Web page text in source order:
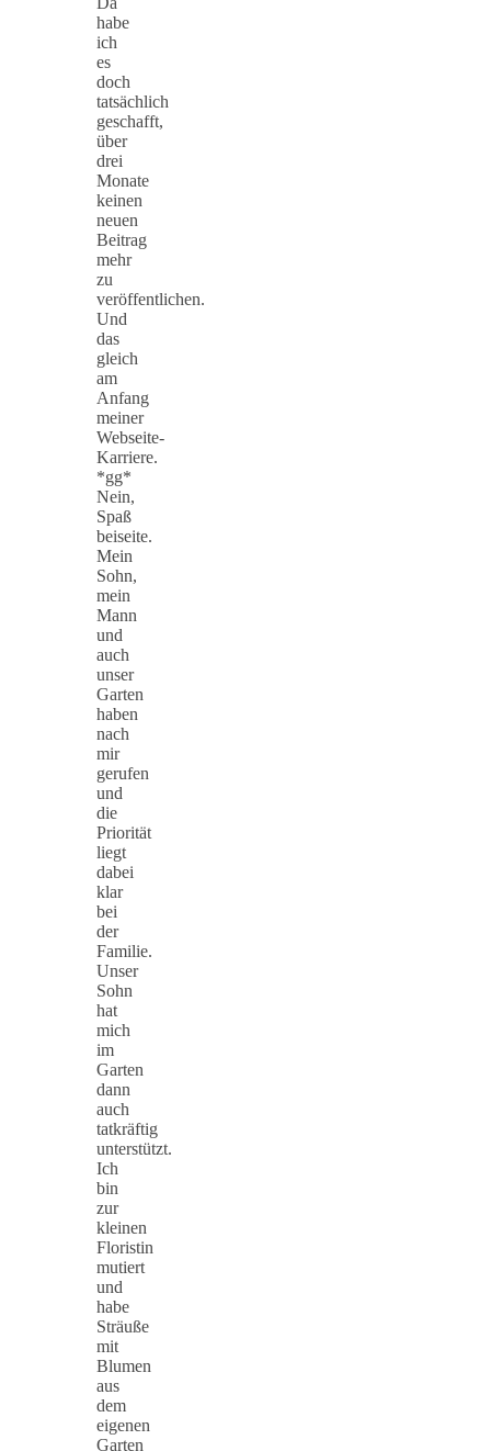
habe
ich
es
doch
tatsächlich
geschafft,
über
drei
Monate
keinen
neuen
Beitrag
mehr
zu
veröffentlichen.
Und
das
gleich
am
Anfang
meiner
Webseite-
Karriere.
*gg*
Nein,
Spaß
beiseite.
Mein
Sohn,
mein
Mann
und
auch
unser
Garten
haben
nach
mir
gerufen
und
die
Priorität
liegt
dabei
klar
bei
der
Familie.
Unser
Sohn
hat
mich
im
Garten
dann
auch
tatkräftig
unterstützt.
Ich
bin
zur
kleinen
Floristin
mutiert
und
habe
Sträuße
mit
Blumen
aus
dem
eigenen
Garten